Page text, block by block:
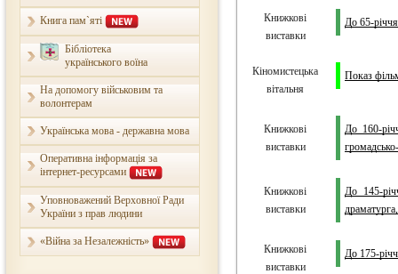
Книга пам`яті
Бібліотека
українського воїна
На допомогу військовим та
волонтерам
Українська мова - державна мова
Оперативна інформація за
інтернет-ресурсами
Уповноважений Верховної Ради
України з прав людини
«Війна за Незалежність»
Книжкові
виставки
До 65-
Кіномистецька
вітальня
Показ
Книжкові
виставки
До 160-
Книжкові
виставки
До 145-
Книжкові
виставки
До 175-